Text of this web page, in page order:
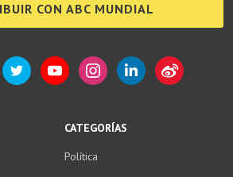
CATEGORÍAS
Política
CON ABC MUNDIAL